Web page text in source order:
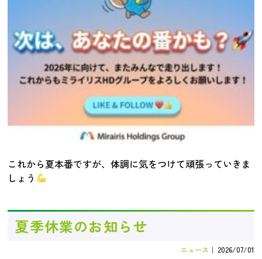
これから夏本番ですが、体調に気をつけて頑張っていきま
しょう
夏季休業のお知らせ
ニュース ｜ 2026/07/01